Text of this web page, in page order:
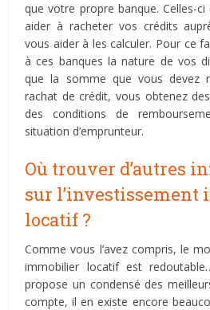
que votre propre banque. Celles-
aider à racheter vos crédits
vous aider à les calculer. Pour ce
à ces banques la nature de vos
que la somme que vous devez
rachat de crédit, vous obtenez
des conditions de
situation d’emprunteur.
Où trouver d’autres
sur
locatif ?
Comme vous l’avez compris, le
immobilier locatif est
propose un condensé des
compte, il en existe encore